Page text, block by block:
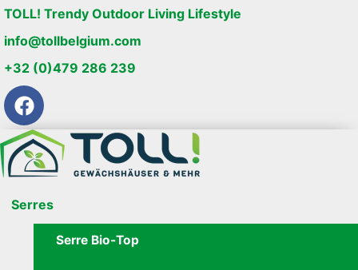
TOLL! Trendy Outdoor Living Lifestyle
info@tollbelgium.com
+32 (0)479 286 239
Serres
Serre Bio-Top